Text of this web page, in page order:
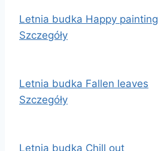
Letnia budka Happy painting
Szczegóły
Letnia budka Fallen leaves
Szczegóły
Letnia budka Chill out